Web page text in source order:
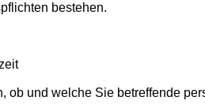
bestehen.
und welche Sie betreffende